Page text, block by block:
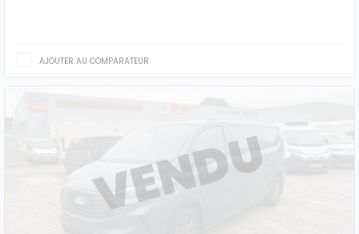
AJOUTER AU COMPARATEUR